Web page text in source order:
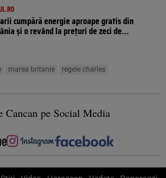
cumpără energie aproape gratis din
și o revând la prețuri de zeci de...
marea britanie regele charles
Cancan pe Social Media